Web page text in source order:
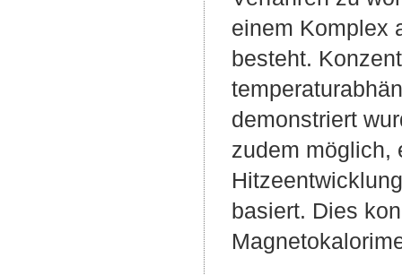
einem Komplex
besteht.
demonstriert
zudem möglich,
basiert. Dies